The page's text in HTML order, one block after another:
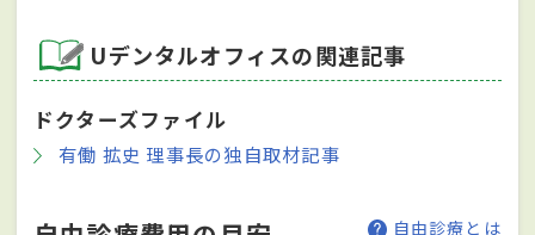
Uデンタルオフィスの関連記事
ドクターズファイル
有働 拡史 理事長の独自取材記事
自由診療とは